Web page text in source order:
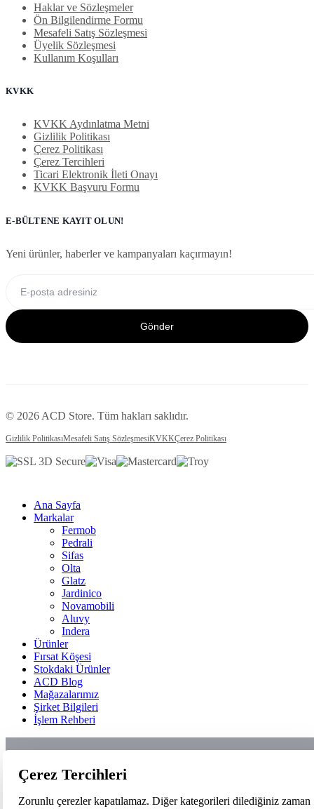
Haklar ve Sözleşmeler
Ön Bilgilendirme Formu
Mesafeli Satış Sözleşmesi
Üyelik Sözleşmesi
Kullanım Koşulları
KVKK
KVKK Aydınlatma Metni
Gizlilik Politikası
Çerez Politikası
Çerez Tercihleri
Ticari Elektronik İleti Onayı
KVKK Başvuru Formu
E-BÜLTENE KAYIT OLUN!
Yeni ürünler, haberler ve kampanyaları kaçırmayın!
Gönder
© 2026 ACD Store. Tüm hakları saklıdır.
Gizlilik PolitikasıMesafeli Satış SözleşmesiKVKKÇerez Politikası
Ana Sayfa
Markalar
Fermob
Pedrali
Sifas
Olta
Glatz
Jardinico
Novamobili
Aluvy
Indera
Ürünler
Fırsat Köşesi
Stokdaki Ürünler
ACD Blog
Mağazalarımız
Şirket Bilgileri
İşlem Rehberi
Çerez Tercihleri
Zorunlu çerezler kapatılamaz. Diğer kategorileri dilediğiniz zaman